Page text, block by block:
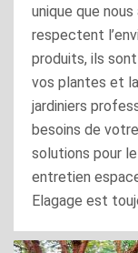
unique que
respectent
produits, ils
vos plantes et
jardiniers
besoins de
solutions pour
entretien
Elagage est